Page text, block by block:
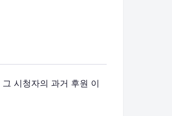
시청자의 과거 후원 이